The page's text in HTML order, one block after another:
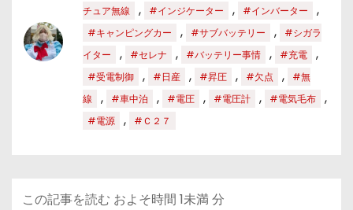
チュア無線
, #インジケーター , #インバーター ,
#キャンピングカー , #サブバッテリー ,
#シガラ
イター
, #セレナ , #バッテリー事情 , #充電 ,
#受電制御 , #日産 , #昇圧 , #欠点 ,
#無
線
, #車中泊 , #電圧 , #電圧計 , #電気毛布 ,
#電源 , #Ｃ２７
この記事を読む およそ時間 1未満 分